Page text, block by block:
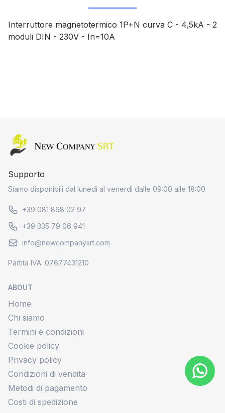
Interruttore magnetotermico 1P+N curva C - 4,5kA - 2
moduli DIN - 230V - In=10A
Home page
ABOUT
Home
Chi siamo
Termini e condizioni
Cookie policy
Privacy policy
Condizioni di vendita
Metodi di pagamento
Costi di spedizione
Supporto
Siamo disponibili dal lunedi al venerdi dalle 09:00 alle 18:00
+39 081 868 02 97
+39 335 79 06 941
info@newcompanysrt.com
Partita IVA: 07677431210